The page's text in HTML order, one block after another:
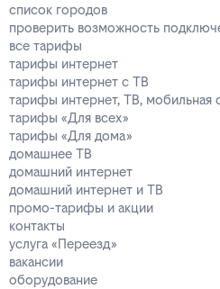
список городов
проверить возможность
все тарифы
тарифы интернет
тарифы интернет с ТВ
тарифы интернет, ТВ, мобильная
тарифы «Для всех»
тарифы «Для дома»
домашнее ТВ
домашний интернет
домашний интернет и ТВ
промо-тарифы и акции
контакты
услуга «Переезд»
вакансии
оборудование